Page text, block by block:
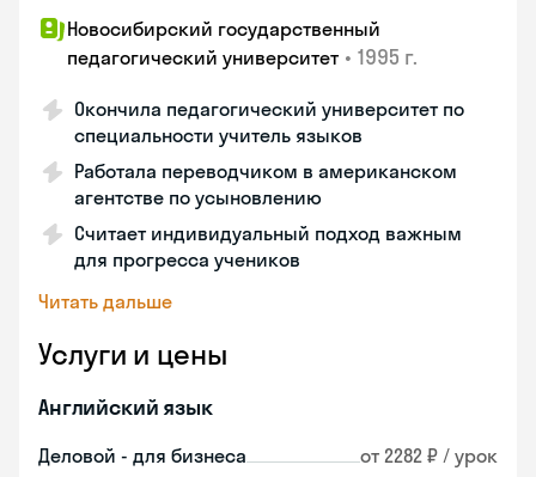
Новосибирский государственный
педагогический университет • 1995 г.
Окончила педагогический университет по
специальности учитель языков
Работала переводчиком в американском
агентстве по усыновлению
Считает индивидуальный подход важным
для прогресса учеников
Читать дальше
Услуги и цены
Английский язык
Деловой - для бизнеса от 2282 ₽ / урок